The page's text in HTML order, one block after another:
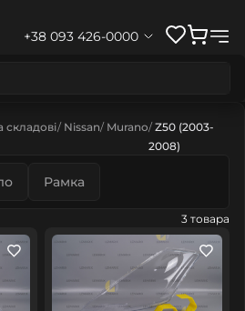
+38 093 426-0000
складові Nissan Murano Z50 (2003-
2008)
Рамка
3 товара